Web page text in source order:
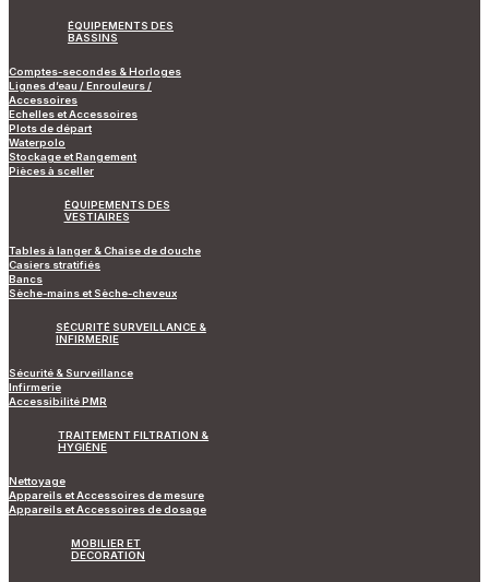
ÉQUIPEMENTS DES
BASSINS
Comptes-secondes & Horloges
Lignes d’eau / Enrouleurs /
Accessoires
Echelles et Accessoires
Plots de départ
Waterpolo
Stockage et Rangement
Pièces à sceller
ÉQUIPEMENTS DES
VESTIAIRES
Tables à langer & Chaise de douche
Casiers stratifiés
Bancs
Sèche-mains et Sèche-cheveux
SÉCURITÉ SURVEILLANCE &
INFIRMERIE
Sécurité & Surveillance
Infirmerie
Accessibilité PMR
TRAITEMENT FILTRATION &
HYGIÈNE
Nettoyage
Appareils et Accessoires de mesure
Appareils et Accessoires de dosage
MOBILIER ET
DECORATION